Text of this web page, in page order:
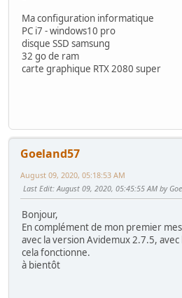
Ma configuration informatique
PC i7 - windows10 pro
disque SSD samsung
32 go de ram
carte graphique RTX 2080 super
Goeland57
August 09, 2020, 05:18:53 AM
Last Edit: August 09, 2020, 05:45:55 AM by
Bonjour,
En complément de mon premier
avec la version Avidemux 2.7.5,
cela fonctionne.
à bientôt